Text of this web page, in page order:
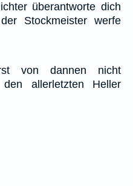
überantworte dich
Stockmeister werfe
von dannen nicht
allerletzten Heller